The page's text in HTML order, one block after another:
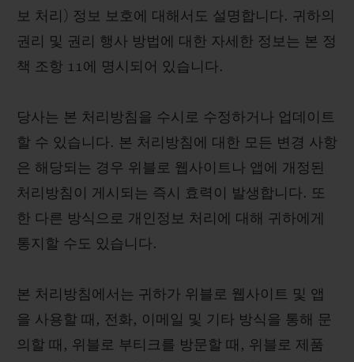
보 처리) 정보 보호에 대해서도 설명합니다. 귀하의
권리 및 권리 행사 방법에 대한 자세한 정보는 본 정
책 조항 11에 명시되어 있습니다.
당사는 본 처리방침을 수시로 수정하거나 업데이트
할 수 있습니다. 본 처리방침에 대한 모든 변경 사항
은 해당되는 경우 위블로 웹사이트나 앱에 개정된
처리방침이 게시되는 즉시 효력이 발생합니다. 또
한 다른 방식으로 개인정보 처리에 대해 귀하에게
통지할 수도 있습니다.
본 처리방침에서는 귀하가 위블로 웹사이트 및 앱
을 사용할 때, 전화, 이메일 및 기타 방식을 통해 문
의할 때, 위블로 부티크를 방문할 때, 위블로 제품
무료 배송 & 반품
연락처